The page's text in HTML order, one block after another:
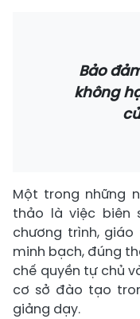
Bảo
không
Một trong những
thảo là việc biên
chương trình,
minh bạch, đúng
chế quyền tự chủ
cơ sở đào tạo
giảng dạy.